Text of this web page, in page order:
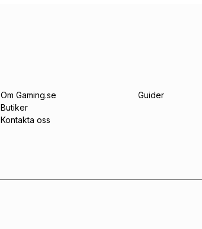
Om Gaming.se
Butiker
Kontakta oss
Guider